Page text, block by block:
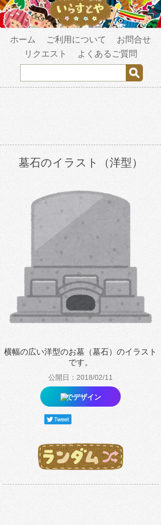
ホーム ご利用について
お問合せ
リクエスト
よくあるご質問
墓石のイラスト（洋型）
横幅の広い洋型のお墓（墓石）のイラスト
です。
公開日：2018/02/11
でデザイン